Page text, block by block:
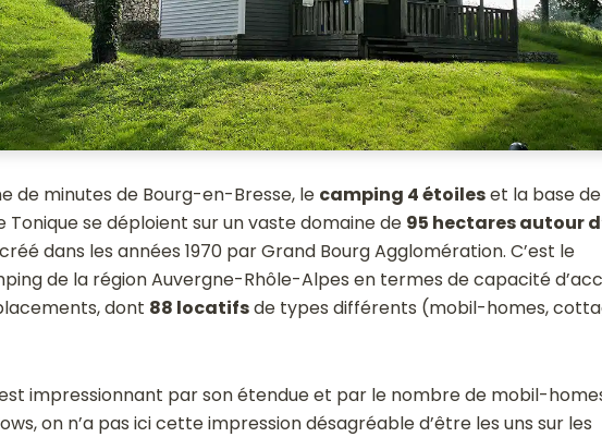
de minutes de Bourg-en-Bresse, le camping 4 étoileset la base de
Tonique se déploient sur un vaste domaine de 95 hectares autour
créé dans les années 1970 par Grand Bourg Agglomération. C’est le
de la région Auvergne-Rhôle-Alpes en termes de capacité
dont 88 locatifsde types différents (mobil-homes,
impressionnant par son étendue et par le nombre de mobil-
on n’a pas ici cette impression désagréable d’être les uns sur les